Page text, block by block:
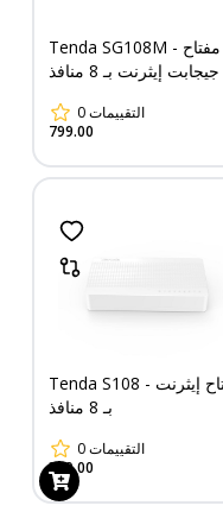
Tenda SG108M - مفتاح
جيجابت إيثرنت بـ 8 منافذ
0التقييمات
799.00
Tenda S108 - مفتاح إيثرنت
بـ 8 منافذ
0التقييمات
349.00